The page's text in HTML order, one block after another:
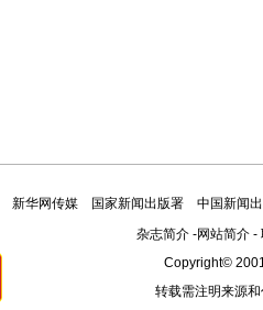
新华网传媒 国家新闻出版署
中国新闻
杂志简介-网站简介-
Copyright©
转载需注明来源